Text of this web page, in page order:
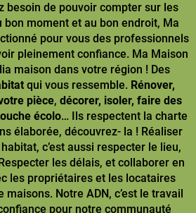
besoin de pouvoir compter sur les
bon moment et au bon endroit, Ma
pour vous des professionnels
pleinement confiance. Ma Maison
maison dans votre région ! Des
qui vous ressemble. Rénover,
pièce, décorer, isoler, faire des
écolo… Ils respectent la charte
élaborée, découvrez- la ! Réaliser
c’est aussi respecter le lieu,
les délais, et collaborer en
les propriétaires et les locataires
maisons. Notre ADN, c’est le travail
pour notre communauté